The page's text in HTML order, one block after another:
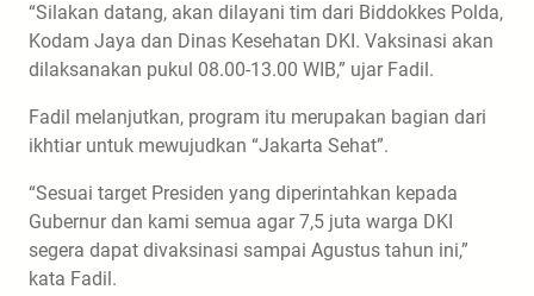
“Silakan datang, akan dilayani tim dari Biddokkes Polda,
Kodam Jaya dan Dinas Kesehatan DKI. Vaksinasi akan
dilaksanakan pukul 08.00-13.00 WIB,” ujar Fadil.
Fadil melanjutkan, program itu merupakan bagian dari
ikhtiar untuk mewujudkan “Jakarta Sehat”.
“Sesuai target Presiden yang diperintahkan kepada
Gubernur dan kami semua agar 7,5 juta warga DKI
segera dapat divaksinasi sampai Agustus tahun ini,”
kata Fadil.